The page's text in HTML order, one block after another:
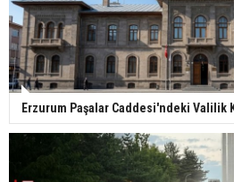
Erzurum Paşalar Caddesi'ndeki Valilik